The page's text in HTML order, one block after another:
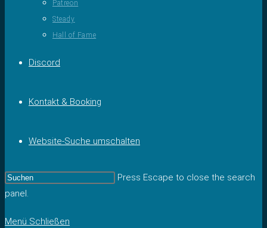
Patreon
Steady
Hall of Fame
Discord
Kontakt & Booking
Website-Suche umschalten
Press Escape to close the search
panel.
Menü Schließen